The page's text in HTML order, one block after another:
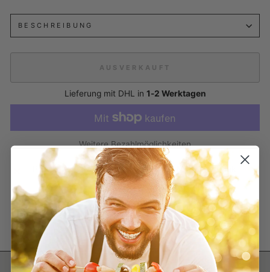
BESCHREIBUNG
AUSVERKAUFT
Lieferung mit DHL in 1-2 Werktagen
Weitere Bezahlmöglichkeiten
Pickup derzeit nicht verfügbar unter My Schaschlik
Teilen
Auf
Facebook
teilen
Teilen
Auf
X
twittern
Pinnen
Auf
Pinterest
pinnen